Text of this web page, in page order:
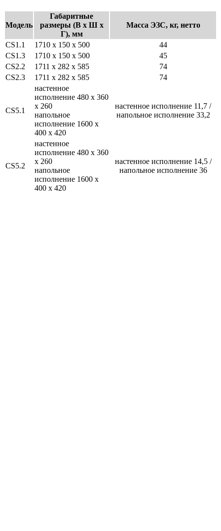
Модель
Габаритные
размеры (В х Ш х
Г), мм
Масса ЭЗС, кг, нетто
CS1.1 1710 х 150 х 500
44
CS1.3
1710 х 150 х 500
45
CS2.2
1711 х 282 х 585
74
CS2.3
1711 х 282 х 585 74
CS5.1
настенное
исполнение 480 х 360
х 260
напольное
исполнение 1600 х
400 х 420
настенное исполнение 11,7 /
напольное исполнение 33,2
CS5.2
настенное
исполнение 480 х 360
х 260
напольное
исполнение 1600 х
400 х 420
настенное исполнение 14,5 /
напольное исполнение 36